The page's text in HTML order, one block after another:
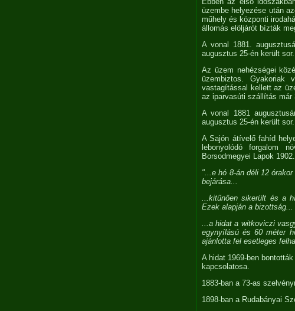
üzembe helyezése után
műhely és központi
állomás elöljárót bízták
A vonal 1881.
augusztus 25-én került sor.
Az üzem nehézségei
üzembiztos. Gyakoriak
vastagítással kellett az
az iparvasúti szállítás már
A vonal 1881
augusztus 25-én került sor.
A Sajón átívelő fahíd
lebonyolódó forgalom
Borsodmegyei Lapok
"...e hó 8-án déli 12
bejárása...
...kitűnően sikerült és a
Ezek alapján a
...a hidat a witkoviczi
egynyílású és 60 méter
ajánlotta fel esetleges
A hidat 1969-ben
kapcsolatosa.
1883-ban a 73-as
1898-ban a Rudabányai